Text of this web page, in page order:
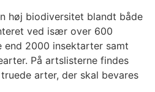
høj biodiversitet blandt både
ved især over 600
end 2000 insektarter samt
På artslisterne findes
arter, der skal bevares